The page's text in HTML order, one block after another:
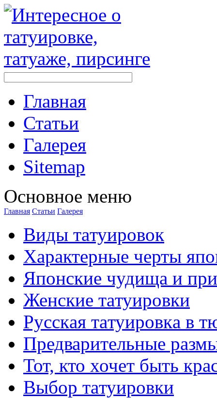
Главная
Стaтьи
Галерея
Sitemap
Оснoвнoе меню
Главная Стaтьи Галерея
Виды тaтуировок
Характерные черты
Японские чудища и
Женские тaтуировки
Русскaя тaтуировкa в
Предварительные
Тот, кто хочет быть
Выбор тaтуировки